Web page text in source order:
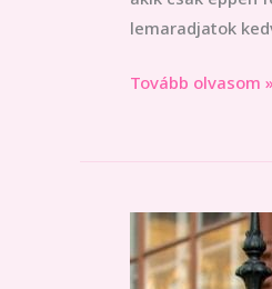
lemaradjatok
Tovább olvasom »
Július
25.